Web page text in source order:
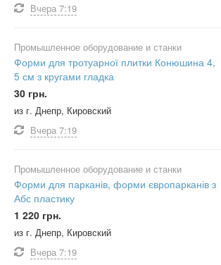
Вчера 7:19
Промышленное оборудование и станки
Форми для тротуарної плитки Конюшина 4,
5 см з кругами гладка
30 грн.
из г. Днепр, Кировский
Вчера 7:19
Промышленное оборудование и станки
Форми для парканів, форми європарканів з
Абс пластику
1 220 грн.
из г. Днепр, Кировский
Вчера 7:19